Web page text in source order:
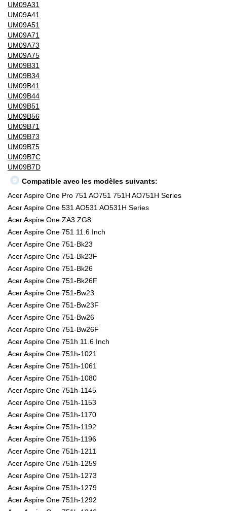
UM09A31
UM09A41
UM09A51
UM09A71
UM09A73
UM09A75
UM09B31
UM09B34
UM09B41
UM09B44
UM09B51
UM09B56
UM09B71
UM09B73
UM09B75
UM09B7C
UM09B7D
Compatible avec les modèles suivants:
Acer Aspire One Pro 751 AO751 751H AO751H Series
Acer Aspire One 531 AO531 AO531H Series
Acer Aspire One ZA3 ZG8
Acer Aspire One 751 11.6 Inch
Acer Aspire One 751-Bk23
Acer Aspire One 751-Bk23F
Acer Aspire One 751-Bk26
Acer Aspire One 751-Bk26F
Acer Aspire One 751-Bw23
Acer Aspire One 751-Bw23F
Acer Aspire One 751-Bw26
Acer Aspire One 751-Bw26F
Acer Aspire One 751h 11.6 Inch
Acer Aspire One 751h-1021
Acer Aspire One 751h-1061
Acer Aspire One 751h-1080
Acer Aspire One 751h-1145
Acer Aspire One 751h-1153
Acer Aspire One 751h-1170
Acer Aspire One 751h-1192
Acer Aspire One 751h-1196
Acer Aspire One 751h-1211
Acer Aspire One 751h-1259
Acer Aspire One 751h-1273
Acer Aspire One 751h-1279
Acer Aspire One 751h-1292